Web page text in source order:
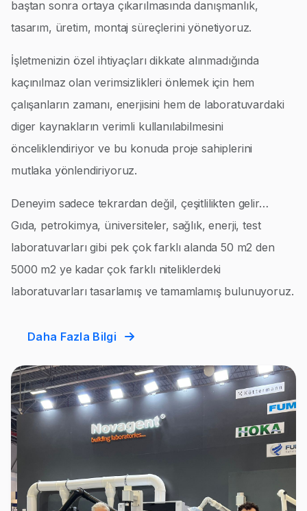
baştan sonra ortaya çıkarılmasında danışmanlık,
tasarım, üretim, montaj süreçlerini yönetiyoruz.
İşletmenizin özel ihtiyaçları dikkate alınmadığında
kaçınılmaz olan verimsizlikleri önlemek için hem
çalışanların zamanı, enerjisini hem de laboratuvardaki
diger kaynakların verimli kullanılabilmesini
önceliklendiriyor ve bu konuda proje sahiplerini
mutlaka yönlendiriyoruz.
Deneyim sadece tekrardan değil, çeşitlilikten gelir…
Gıda, petrokimya, üniversiteler, sağlık, enerji, test
laboratuvarları gibi pek çok farklı alanda 50 m2 den
5000 m2 ye kadar çok farklı niteliklerdeki
laboratuvarları tasarlamış ve tamamlamış bulunuyoruz.
Daha Fazla Bilgi